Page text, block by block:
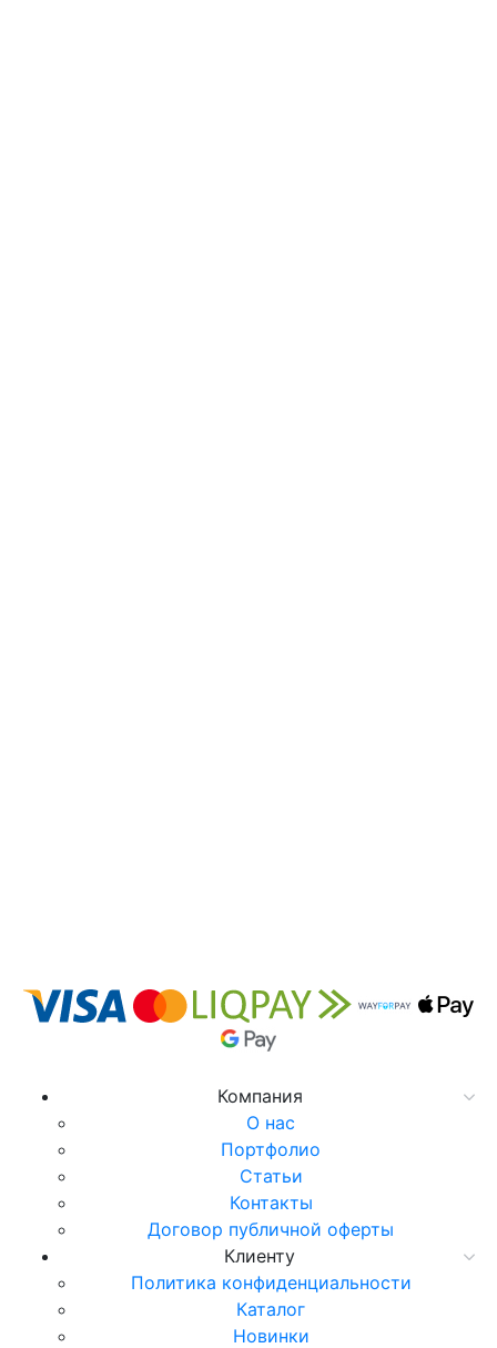
Компания
О нас
Портфолио
Статьи
Контакты
Договор публичной оферты
Клиенту
Политика конфиденциальности
Каталог
Новинки